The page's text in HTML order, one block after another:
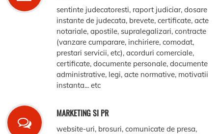
sentinte judecatoresti, raport judiciar, dosare
instante de judecata, brevete, certificate, acte
notariale, apostile, supralegalizari, contracte
(vanzare cumparare, inchiriere, comodat,
prestari servicii, etc), acorduri comerciale,
certificate, documente personale, documente
administrative, legi, acte normative, motivatii
instanta... etc
MARKETING SI PR
website-uri, brosuri, comunicate de presa,